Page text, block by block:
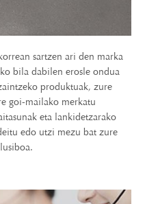
sartzen ari den marka
bila dabilen erosle ondua
produktuak, zure
goi-mailako merkatu
eta lankidetzarako
edo utzi mezu bat zure